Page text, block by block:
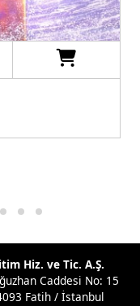
Hiz. ve Tic. A.Ş.
Caddesi No: 15
Fatih / İstanbul